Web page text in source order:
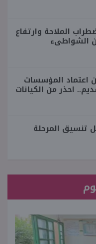
الملاحة وارتفاع
الشواطىء
اعتماد المؤسسات
احذر من الكيانات
تنسيق المرحلة